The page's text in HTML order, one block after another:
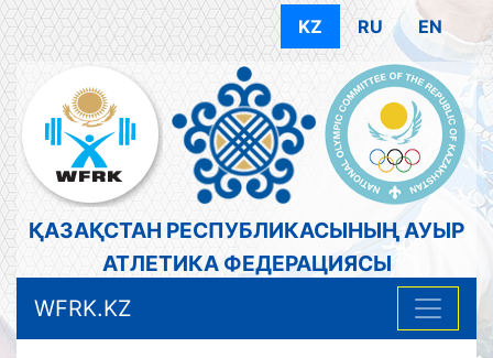
KZ RU EN
ҚАЗАҚСТАН РЕСПУБЛИКАСЫНЫҢ АУЫР
АТЛЕТИКА ФЕДЕРАЦИЯСЫ
WFRK.KZ